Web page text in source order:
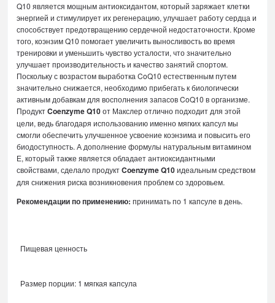
Q10 является мощным антиоксидантом, который заряжает клетки
энергией и стимулирует их регенерацию, улучшает работу сердца и
способствует предотвращению сердечной недостаточности. Кроме
того, коэнзим Q10 помогает увеличить выносливость во время
тренировки и уменьшить чувство усталости, что значительно
улучшает производительность и качество занятий спортом.
Поскольку с возрастом выработка CoQ10 естественным путем
значительно снижается, необходимо прибегать к биологически
активным добавкам для восполнения запасов CoQ10 в организме.
ПродуктCoenzyme Q10от Макслер отлично подходит для этой
цели, ведь благодаря использованию именно мягких капсул мы
смогли обеспечить улучшенное усвоение коэнзима и повысить его
биодоступность. А дополнение формулы натуральным витамином
Е, который также является обладает антиоксидантными
свойствами, сделало продуктCoenzyme Q10идеальным средством
для снижения риска возникновения проблем со здоровьем.
Рекомендации по применению: принимать по 1 капсуле в день.
Пищевая ценность
Размер порции: 1 мягкая капсула